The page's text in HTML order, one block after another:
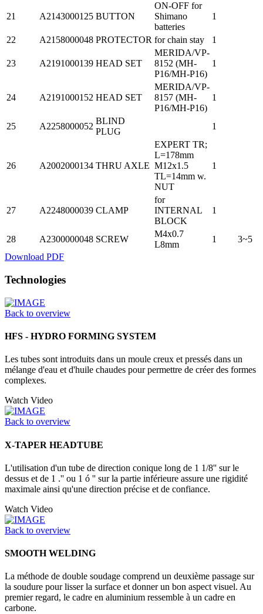
21 A2143000125 BUTTON
ON-OFF for
Shimano
batteries
1
22 A2158000048 PROTECTOR for chain stay 1
23 A2191000139 HEAD SET
MERIDA/VP-
8152 (MH-
P16/MH-P16)
1
24 A2191000152 HEAD SET
MERIDA/VP-
8157 (MH-
P16/MH-P16)
1
25 A2258000052
BLIND
PLUG
1
26 A2002000134 THRU AXLE
EXPERT TR;
L=178mm
M12x1.5
TL=14mm w.
NUT
1
27 A2248000039 CLAMP
for
INTERNAL
BLOCK
1
28 A2300000048 SCREW
M4x0.7
L8mm
1
3~5
Download PDF
Technologies
Back to overview
HFS - HYDRO FORMING SYSTEM
Les tubes sont introduits dans un moule creux et pressés dans un
mélange d'eau et d'huile chaudes pour permettre de créer des formes
complexes.
Watch Video
Back to overview
X-TAPER HEADTUBE
L'utilisation d'un tube de direction conique long de 1 1/8'' sur le
dessus et de 1 .'' ou 1 ó '' sur la partie inférieure assure une rigidité
maximale ainsi qu'une direction précise et de confiance.
Watch Video
Back to overview
SMOOTH WELDING
La méthode de double soudage comprend un deuxième passage sur
la soudure pour lisser la surface et donner un bon aspect visuel. Au
premier regard, le cadre en aluminium ressemble à un cadre en
carbone.